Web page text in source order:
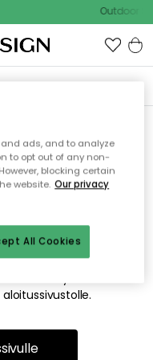
Outdoor
löydä
ole tai siitä, että se
tästä mahdollisesti
ads, and to analyze
to opt out of any non-
blocking certain
website. Our privacy
All Cookies